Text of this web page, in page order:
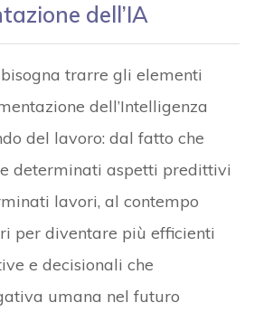
dell’IA
trarre gli elementi
dell’Intelligenza
del lavoro: dal fatto che
determinati aspetti predittivi
lavori, al contempo
per diventare più efficienti
e decisionali che
umana nel futuro